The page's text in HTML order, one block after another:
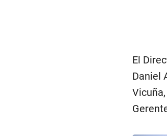
El
Daniel